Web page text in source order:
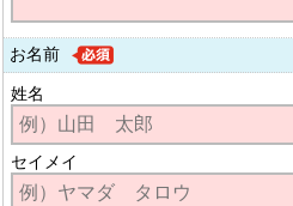
お名前
姓名
セイメイ